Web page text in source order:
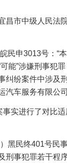
昌市中级人民法
民申3013号：“
能”涉嫌刑事犯
纠纷案件中涉及
车服务有限公
事实进行了对比
）黑民终401号民
事犯罪若干程